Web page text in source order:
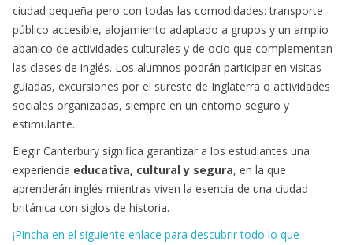
ciudad pequeña pero con todas las comodidades: transporte
público accesible, alojamiento adaptado a grupos y un amplio
abanico de actividades culturales y de ocio que complementan
las clases de inglés. Los alumnos podrán participar en visitas
guiadas, excursiones por el sureste de Inglaterra o actividades
sociales organizadas, siempre en un entorno seguro y
estimulante.
Elegir Canterbury significa garantizar a los estudiantes una
experiencia educativa, cultural y segura, en la que
aprenderán inglés mientras viven la esencia de una ciudad
británica con siglos de historia.
¡Pincha en el siguiente enlace para descubrir todo lo que